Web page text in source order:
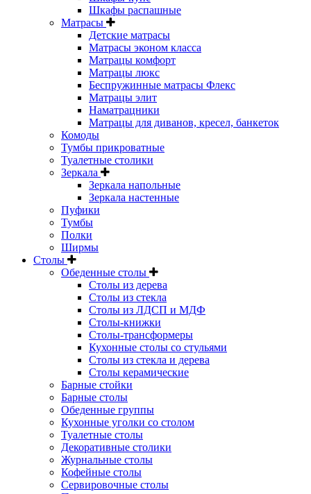
Шкафы распашные
Матрасы
Детские матрасы
Матрасы эконом класса
Матрацы комфорт
Матрацы люкс
Беспружинные матрасы Флекс
Матрацы элит
Наматрацники
Матрацы для диванов, кресел, банкеток
Комоды
Тумбы прикроватные
Туалетные столики
Зеркала
Зеркала напольные
Зеркала настенные
Пуфики
Тумбы
Полки
Ширмы
Столы
Обеденные столы
Столы из дерева
Столы из стекла
Столы из ЛДСП и МДФ
Столы-книжки
Столы-трансформеры
Кухонные столы со стульями
Столы из стекла и дерева
Столы керамические
Барные стойки
Барные столы
Обеденные группы
Кухонные уголки со столом
Туалетные столы
Декоративные столики
Журнальные столы
Кофейные столы
Сервировочные столы